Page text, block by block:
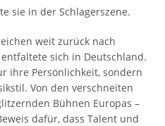
sie in der Schlagerszene.
weit zurück nach
sich in Deutschland.
ihre Persönlichkeit, sondern
Von den verschneiten
Bühnen Europas –
dafür, dass Talent und